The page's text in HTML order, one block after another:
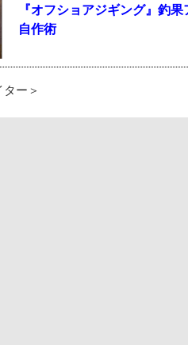
『オフショアジギング』釣
自作術
ー＞